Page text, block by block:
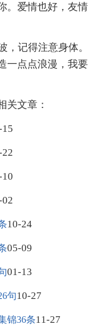
。爱情也好，友情
，记得注意身体。
一点点浪漫，我要
关文章：
15
22
10
02
10-24
05-09
01-13
句10-27
锦36条11-27